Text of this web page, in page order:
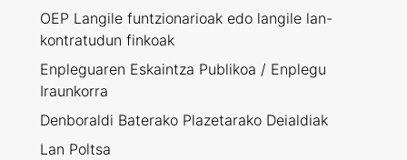
OEP Langile funtzionarioak edo langile lan-
kontratudun finkoak
Enpleguaren Eskaintza Publikoa / Enplegu
Iraunkorra
Denboraldi Baterako Plazetarako Deialdiak
Lan Poltsa